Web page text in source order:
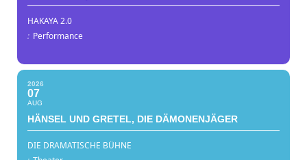
HAKAYA 2.0
: Performance
2026
07
AUG
HÄNSEL UND GRETEL, DIE DÄMONENJÄGER
DIE DRAMATISCHE BÜHNE